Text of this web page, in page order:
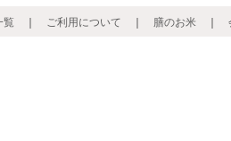
覧 ｜ ご利用について ｜ 膳のお米 ｜